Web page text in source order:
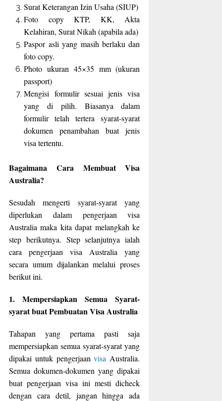
Surat Keterangan Izin Usaha (SIUP)
Foto copy KTP, KK, Akta
Kelahiran, Surat Nikah (apabila ada)
Paspor asli yang masih berlaku dan
foto copy.
Photo ukuran 45×35 mm (ukuran
passport)
Mengisi formulir sesuai jenis visa
yang di pilih. Biasanya dalam
formulir telah tertera syarat-syarat
dokumen penambahan buat jenis
visa tertentu.
Bagaimana Cara Membuat Visa
Australia?
Sesudah mengerti syarat-syarat yang
diperlukan dalam pengerjaan visa
Australia maka kita dapat melangkah ke
step berikutnya. Step selanjutnya ialah
cara pengerjaan visa Australia yang
secara umum dijalankan melalui proses
berikut ini.
1. Mempersiapkan Semua Syarat-
syarat buat Pembuatan Visa Australia
Tahapan yang pertama pasti saja
mempersiapkan semua syarat-syarat yang
dipakai untuk pengerjaanvisa Australia.
Semua dokumen-dokumen yang dipakai
buat pengerjaan visa ini mesti dicheck
dengan cara detil, jangan hingga ada